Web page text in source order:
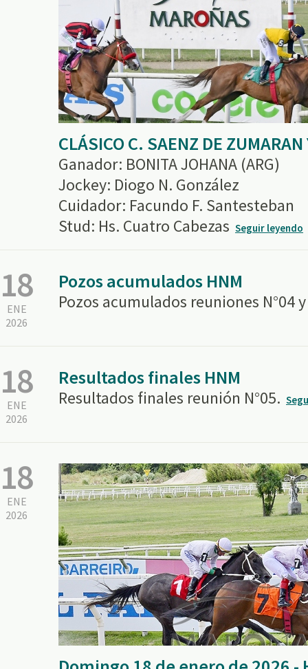
CLÁSICO C. SAENZ DE
Ganador: BONITA JOHANA (ARG)
Jockey: Diogo N. González
Cuidador: Facundo F. Santesteban
Stud: Hs. Cuatro Cabezas Seguir leyendo
18
ENE
2026
Pozos acumulados HNM
Pozos acumulados reuniones N°04 y
18
ENE
2026
Resultados finales HNM
Resultados finales reunión N°05.
18
ENE
2026